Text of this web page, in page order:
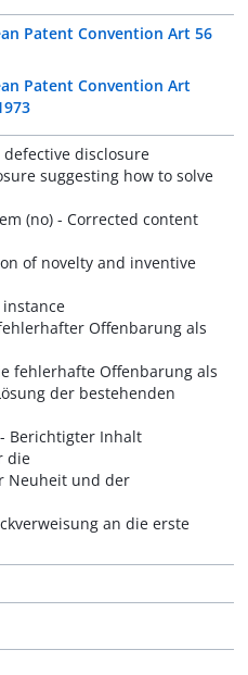
Patent Convention Art 56
Patent Convention Art
disclosure
suggesting how to solve
(no) - Corrected content
of novelty and inventive
Offenbarung als
fehlerhafte Offenbarung als
der bestehenden
Berichtigter Inhalt
die
Neuheit und der
an die erste